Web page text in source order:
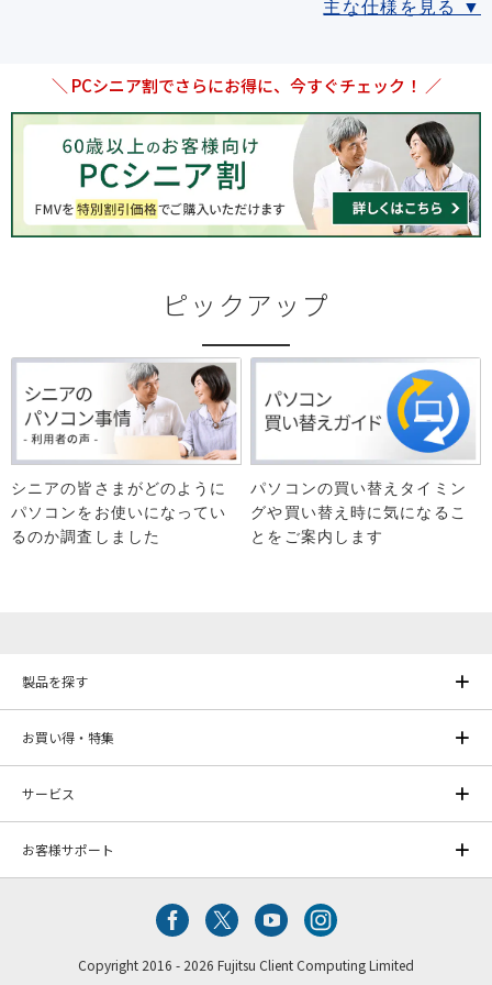
主な仕様を見る ▼
＼ PCシニア割でさらにお得に、今すぐチェック！ ／
ピックアップ
シニアの皆さまがどのように
パソコンをお使いになってい
るのか調査しました
パソコンの買い替えタイミン
グや買い替え時に気になるこ
とをご案内します
製品を探す
お買い得・特集
サービス
お客様サポート
Copyright 2016 - 2026 Fujitsu Client Computing Limited